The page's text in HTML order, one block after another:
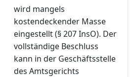
wird mangels
kostendeckender Masse
eingestellt (§ 207 InsO). Der
vollständige Beschluss
kann in der Geschäftsstelle
des Amtsgerichts